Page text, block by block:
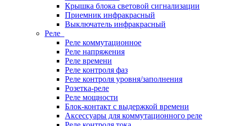
Крышка блока световой сигнализации
Приемник инфракрасный
Выключатель инфракрасный
Реле
Реле коммутационное
Реле напряжения
Реле времени
Реле контроля фаз
Реле контроля уровня/заполнения
Розетка-реле
Реле мощности
Блок-контакт с выдержкой времени
Аксессуары для коммутационного реле